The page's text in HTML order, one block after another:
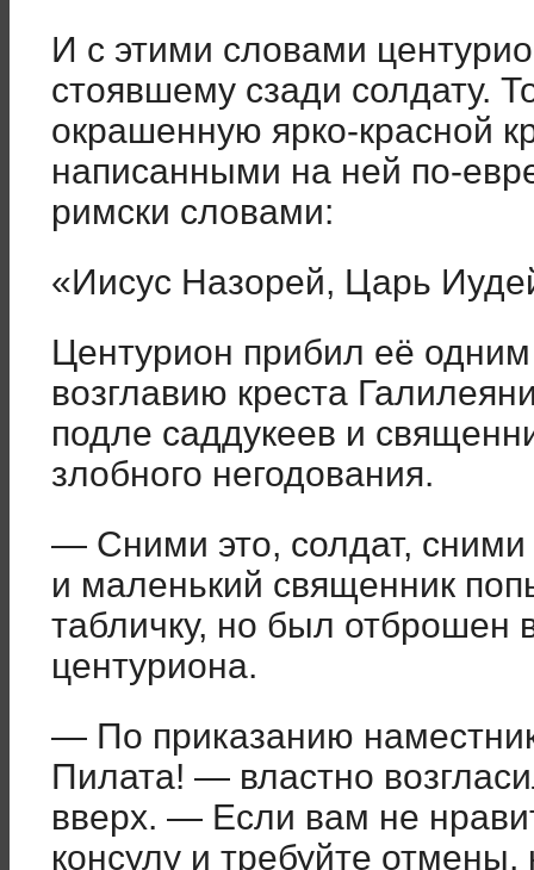
И с этими словами
стоявшему сзади солдату.
окрашенную ярко-красной
написанными на ней по-
римски словами:
«Иисус Назорей, Царь
Центурион прибил её
возглавию креста
подле саддукеев и
злобного негодования.
— Сними это, солдат,
и маленький священник
табличку, но был отброшен
центуриона.
— По приказанию
Пилата! — властно
вверх. — Если вам не
консулу и требуйте отмены,